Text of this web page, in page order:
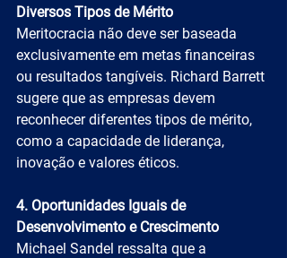
Diversos Tipos de Mérito
Meritocracia não deve ser baseada
exclusivamente em metas financeiras
ou resultados tangíveis. Richard Barrett
sugere que as empresas devem
reconhecer diferentes tipos de mérito,
como a capacidade de liderança,
inovação e valores éticos.
4. Oportunidades Iguais de
Desenvolvimento e Crescimento
Michael Sandel ressalta que a